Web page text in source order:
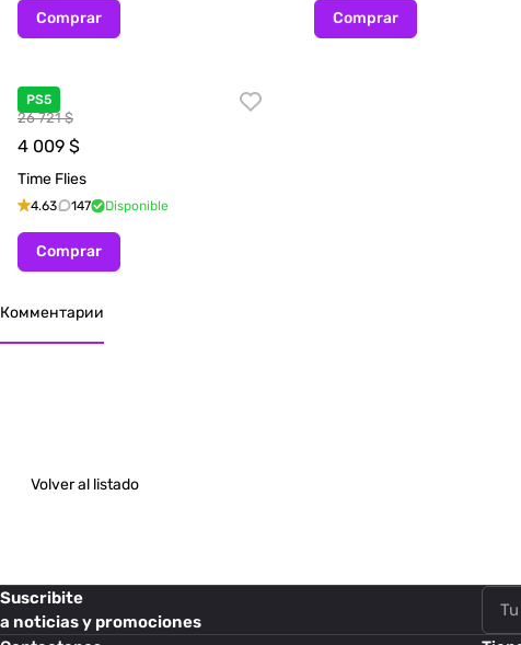
Comprar Comprar
PS5
26 721 $
4 009 $
Time Flies
4.63 147 Disponible
Comprar
Комментарии
Volver al listado
Suscribite
a noticias y promociones